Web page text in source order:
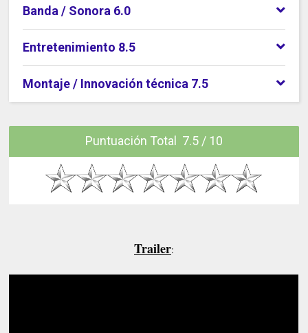
Banda / Sonora 6.0
Entretenimiento 8.5
Montaje / Innovación técnica 7.5
Puntuación Total 7.5 / 10
Trailer: